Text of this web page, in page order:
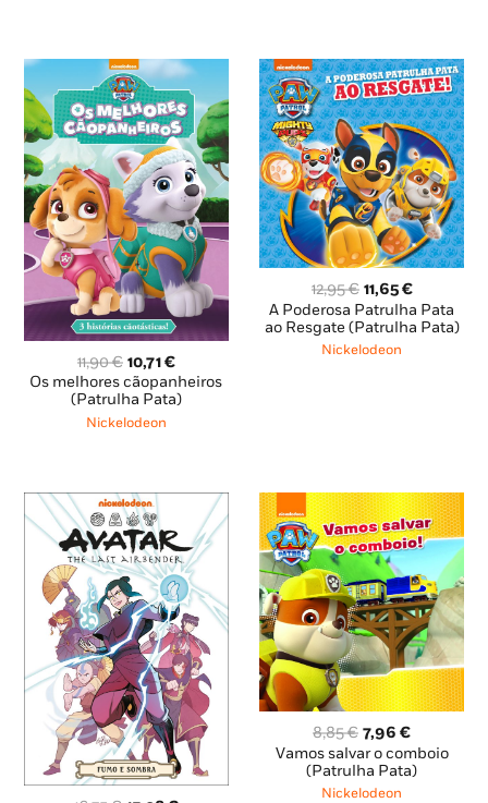
11,90€ O
preço
original
era:
10,71€O
preço
atual
Os melhores cãopanheiros
(Patrulha Pata)
Nickelodeon
12,95€ O
preço
original
era:
11,65€O
preço
atual
A Poderosa Patrulha Pata
ao Resgate (Patrulha Pata)
Nickelodeon
8,85€ O
preço
original
era:
7,96€O
preço
atual
Vamos salvar o comboio
(Patrulha Pata)
Nickelodeon